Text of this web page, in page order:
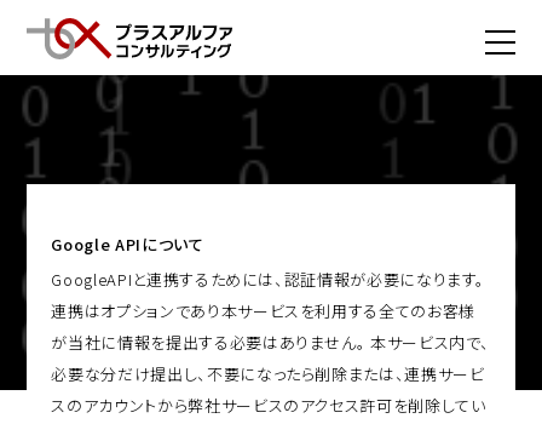
Google APIについて
GoogleAPIと連携するためには、認証情報が必要になります。
連携はオプションであり本サービスを利用する全てのお客様
が当社に情報を提出する必要はありません。 本サービス内で、
必要な分だけ提出し、不要になったら削除または、連携サービ
スのアカウントから弊社サービスのアクセス許可を削除してい